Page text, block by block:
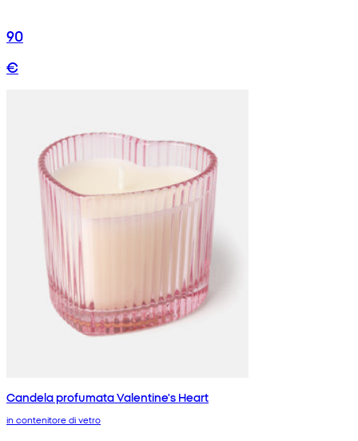
90
€
Candela profumata Valentine's Heart
in contenitore di vetro